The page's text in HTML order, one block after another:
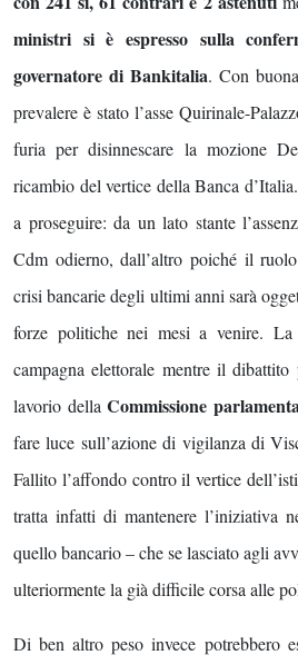
ministri si è espresso sulla
governatore di Bankitalia. Con
prevalere è stato l’asse Quirinale-
furia per disinnescare la mozione
ricambio del vertice della Banca
a proseguire: da un lato stante
Cdm odierno, dall’altro poiché il
crisi bancarie degli ultimi anni sarà
forze politiche nei mesi a venire. La
campagna elettorale mentre il
lavorio dellaCommissione
fare luce sull’azione di vigilanza di
Fallito l’affondo contro il vertice
tratta infatti di mantenere l’iniziativa
quello bancario – che se lasciato agli
ulteriormente la già difficile corsa alle
Di ben altro peso invece potrebbero